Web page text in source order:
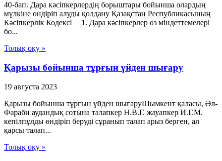
40-бап. Дара кәсіпкерлердің борыштары бойынша олардың
мүлкіне өндіріп алуды қолдану Қазақстан Республикасының
Кәсіпкерлік Кодексі 1. Дара кәсiпкерлер өз мiндеттемелерi
бо...
Толық оқу »
Қарызы бойынша тұрғын үйден шығару
19 августа 2023
Қарызы бойынша тұрғын үйден шығаруШымкент қаласы, Әл-
Фараби аудандық сотына талапкер Н.В.Г. жауапкер И.Г.М.
кепілпұлды өндіріп беруді сұранып талап арыз берген, ал
қарсы талап...
Толық оқу »